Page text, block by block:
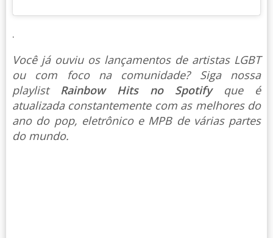
.
Você já ouviu os lançamentos de artistas LGBT
ou com foco na comunidade? Siga nossa
playlist Rainbow Hits no Spotify que é
atualizada constantemente com as melhores do
ano do pop, eletrônico e MPB de várias partes
do mundo.